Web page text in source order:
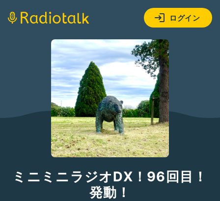
ログイン
ミニミニラジオDX！96回目！
発動！